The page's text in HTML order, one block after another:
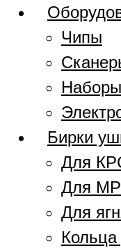
Чипы
Бирки
Для
Для
Для